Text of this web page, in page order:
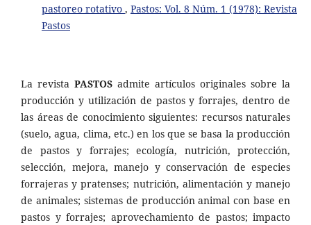
pastoreo rotativo , Pastos: Vol. 8 Núm. 1 (1978): Revista
Pastos
La revista PASTOS admite artículos originales sobre la
producción y utilización de pastos y forrajes, dentro de
las áreas de conocimiento siguientes: recursos naturales
(suelo, agua, clima, etc.) en los que se basa la producción
de pastos y forrajes; ecología, nutrición, protección,
selección, mejora, manejo y conservación de especies
forrajeras y pratenses; nutrición, alimentación y manejo
de animales; sistemas de producción animal con base en
pastos y forrajes; aprovechamiento de pastos; impacto